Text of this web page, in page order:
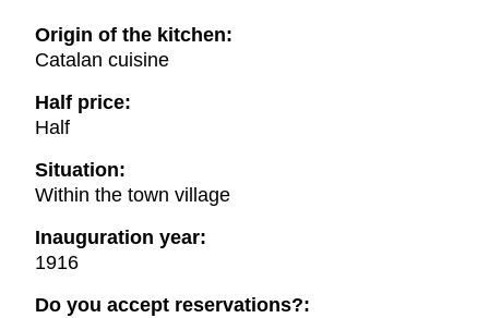
Origin of the kitchen:
Catalan cuisine
Half price:
Half
Situation:
Within the town village
Inauguration year:
1916
Do you accept reservations?: